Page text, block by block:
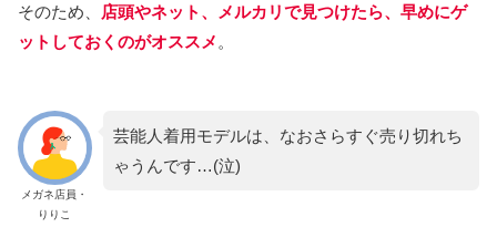
そのため、 店頭やネット、メルカリで見つけたら、早めにゲ
ットしておくのがオススメ 。
メガネ店員・
りりこ
芸能人着用モデルは、なおさらすぐ売り切れち
ゃうんです…(泣)